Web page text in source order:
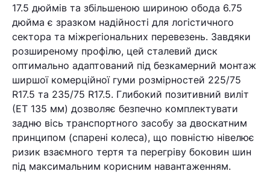
17.5 дюймів та збільшеною шириною обода 6.75
дюйма є зразком надійності для логістичного
сектора та міжрегіональних перевезень. Завдяки
розширеному профілю, цей сталевий диск
оптимально адаптований під безкамерний монтаж
ширшої комерційної гуми розмірностей 225/75
R17.5 та 235/75 R17.5. Глибокий позитивний виліт
(ЕТ 135 мм) дозволяє безпечно комплектувати
задню вісь транспортного засобу за двоскатним
принципом (спарені колеса), що повністю нівелює
ризик взаємного тертя та перегріву боковин шин
під максимальним корисним навантаженням.